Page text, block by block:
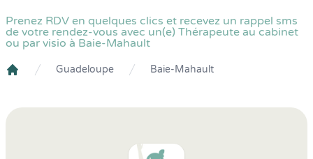
Prenez RDV en quelques clics et recevez un rappel sms
de votre rendez-vous avec un(e) Thérapeute au cabinet
ou par visio à Baie-Mahault
Guadeloupe Baie-Mahault